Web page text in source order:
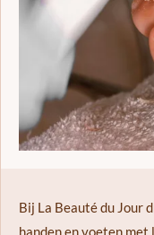
Bij La Beauté du Jour
handen en voeten met